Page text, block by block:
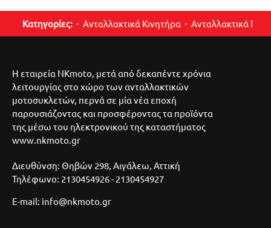
Κατηγορίες: Ανταλλακτικά Κινητήρα Ανταλλακτικά
Η εταιρεία NKmoto, μετά από δεκαπέντε χρόνια
λειτουργίας στο χώρο των ανταλλακτικών
μοτοσυκλετών, περνά σε μία νέα εποχή
παρουσιάζοντας και προσφέροντας τα προϊόντα
της μέσω του ηλεκτρονικού της καταστήματος
www.nkmoto.gr
Διευθύνση: Θηβών 298, Αιγάλεω, Αττική
Τηλέφωνο: 2130454926 - 2130454927
E-mail: info@nkmoto.gr